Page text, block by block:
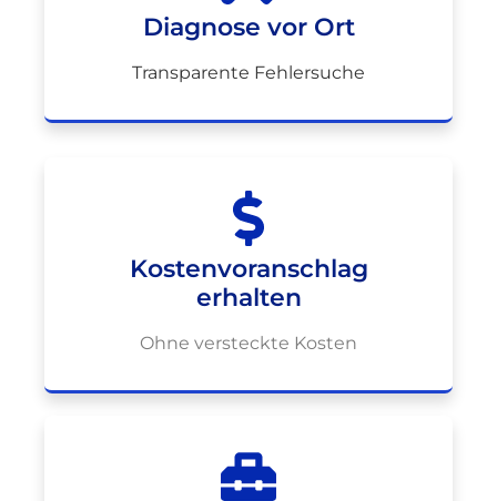
Diagnose vor Ort
Transparente Fehlersuche
Kostenvoranschlag
erhalten
Ohne versteckte Kosten